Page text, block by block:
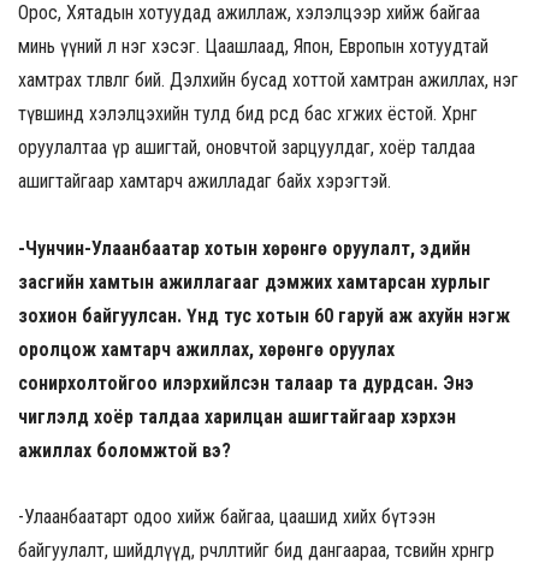
Орос, Хятадын хотуудад ажиллаж, хэлэлцээр хийж байгаа
минь үүний л нэг хэсэг. Цаашлаад, Япон, Европын хотуудтай
хамтрах төлөвлөгөө бий. Дэлхийн бусад хоттой хамтран ажиллах, нэг
түвшинд хэлэлцэхийн тулд бид өөрсдөө бас хөгжих ёстой. Хөрөнгө
оруулалтаа үр ашигтай, оновчтой зарцуулдаг, хоёр талдаа
ашигтайгаар хамтарч ажилладаг байх хэрэгтэй.
-Чунчин-Улаанбаатар хотын хөрөнгө оруулалт, эдийн
засгийн хамтын ажиллагааг дэмжих хамтарсан хурлыг
зохион байгуулсан. Үүнд тус хотын 60 гаруй аж ахуйн нэгж
оролцож хамтарч ажиллах, хөрөнгө оруулах
сонирхолтойгоо илэрхийлсэн талаар та дурдсан. Энэ
чиглэлд хоёр талдаа харилцан ашигтайгаар хэрхэн
ажиллах боломжтой вэ?
-Улаанбаатарт одоо хийж байгаа, цаашид хийх бүтээн
байгуулалт, шийдлүүд, өөрчлөлтийг бид дангаараа, төсвийн хөрөнгөөрөө